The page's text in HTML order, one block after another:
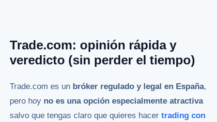
Trade.com: opinión rápida y
veredicto (sin perder el tiempo)
Trade.com es un bróker regulado y legal en España,
pero hoy no es una opción especialmente atractiva
salvo que tengas claro que quieres hacer trading con